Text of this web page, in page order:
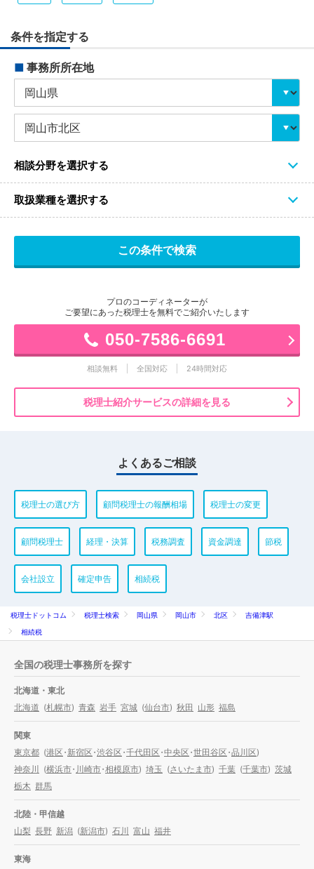
条件を指定する
■ 事務所所在地
相談分野を選択する
取扱業種を選択する
プロのコーディネーターが
ご要望にあった税理士を無料でご紹介いたします
050-7586-6691
相談無料 全国対応 24時間対応
税理士紹介サービスの詳細を見る
よくあるご相談
税理士の選び方 顧問税理士の報酬相場 税理士の変更
顧問税理士 経理・決算 税務調査 資金調達 節税
会社設立 確定申告 相続税
税理士ドットコム 税理士検索 岡山県 岡山市 北区
吉備津駅
相続税
全国の税理士事務所を探す
北海道・東北
北海道 (札幌市) 青森 岩手 宮城 (仙台市) 秋田 山形 福島
関東
東京都 (港区・新宿区・渋谷区・千代田区・中央区・世田谷区・品川区)
神奈川
(横浜市・ 川崎市・相模原市) 埼玉 (さいたま市) 千葉 (千葉市) 茨城
栃木 群馬
北陸・甲信越
山梨 長野 新潟 (新潟市) 石川 富山 福井
東海